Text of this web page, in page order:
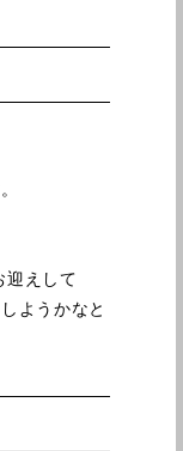
迎えして
ようかなと